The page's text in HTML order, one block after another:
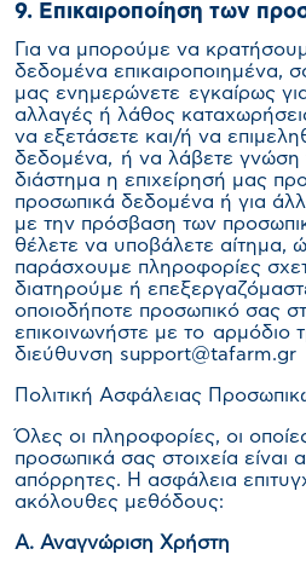
9. Επικαιροποίηση των
Για να μπορούμε να
δεδομένα επικαιροποιημένα,
μας ενημερώνετε εγκαίρως
αλλαγές ή λάθος
να εξετάσετε και/ή να
δεδομένα, ή να λάβετε γνώση
διάστημα η επιχείρησή μας
προσωπικά δεδομένα ή για
με την πρόσβαση των
θέλετε να υποβάλετε αίτημα,
παράσχουμε πληροφορίες
διατηρούμε ή
οποιοδήποτε προσωπικό σας
επικοινωνήστε με το αρμόδιο
διεύθυνση support@tafarm.gr
Πολιτική Ασφάλειας
Όλες οι πληροφορίες, οι
προσωπικά σας στοιχεία είναι
απόρρητες. Η ασφάλεια
ακόλουθες μεθόδους:
Α. Αναγνώριση Χρήστη